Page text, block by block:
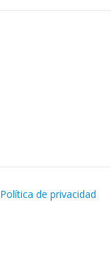
Política de privacidad